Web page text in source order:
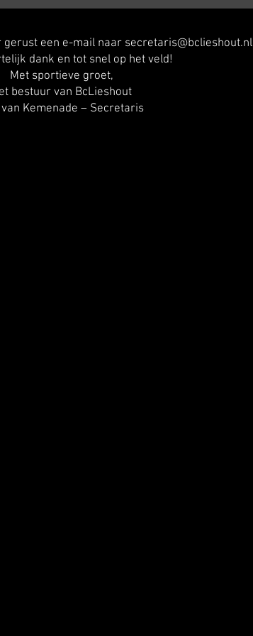
gerust een e-mail naar secretaris@bclieshout.nl
dank en tot snel op het veld!
Met sportieve groet,
bestuur van BcLieshout
van Kemenade – Secretaris